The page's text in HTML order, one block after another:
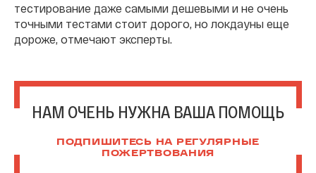
тестирование даже самыми дешевыми и не очень
точными тестами стоит дорого, но локдауны еще
дороже, отмечают эксперты.
НАМ ОЧЕНЬ НУЖНА ВАША ПОМОЩЬ
ПОДПИШИТЕСЬ НА РЕГУЛЯРНЫЕ
ПОЖЕРТВОВАНИЯ